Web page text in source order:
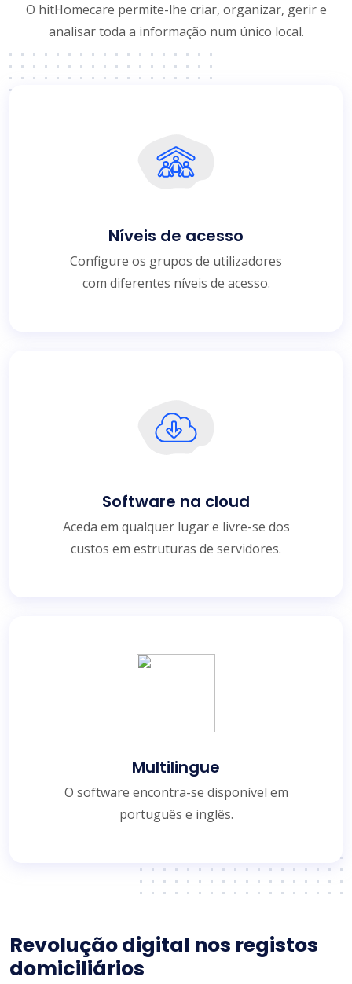
O hitHomecare permite-lhe criar, organizar, gerir e
analisar toda a informação num único local.
Níveis de acesso
Configure os grupos de utilizadores
com diferentes níveis de acesso.
Software na cloud
Aceda em qualquer lugar e livre-se dos
custos em estruturas de servidores.
Multilingue
O software encontra-se disponível em
português e inglês.
Revolução digital nos registos
domiciliários